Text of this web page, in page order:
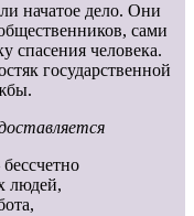
начатое дело. Они
сами
спасения человека.
государственной
людей,